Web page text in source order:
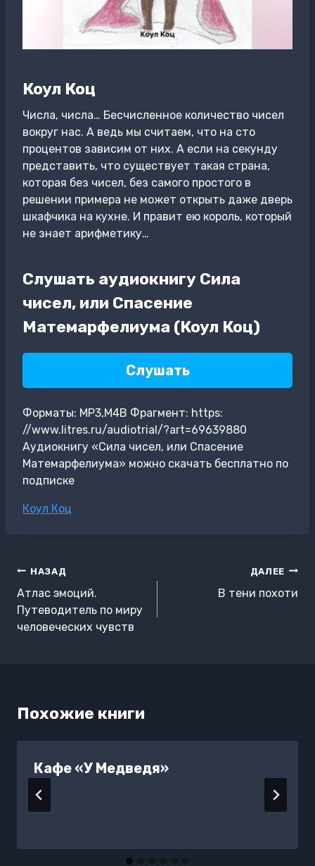
Коул Коц
Числа, числа… Бесчисленное количество чисел
вокруг нас. А ведь мы считаем, что на сто
процентов зависим от них. А если на секунду
представить, что существует такая страна,
которая без чисел, без самого простого в
решении примера не может открыть даже дверь
шкафчика на кухне. И правит ею король, который
не знает арифметику…
Слушать аудиокнигу Сила
чисел, или Спасение
Матемарфелиума (Коул Коц)
Слушать
Форматы: MP3,M4B Фрагмент: https:
//www.litres.ru/audiotrial/?art=69639880
Аудиокнигу «Сила чисел, или Спасение
Матемарфелиума» можно скачать бесплатно по
подписке
Метки
Коул Коц
Навигация
по
записям
НАЗАД
Атлас эмоций.
Путеводитель по миру
человеческих чувств
ДАЛЕЕ
В тени похоти
Похожие книги
Кафе «У Медведя»